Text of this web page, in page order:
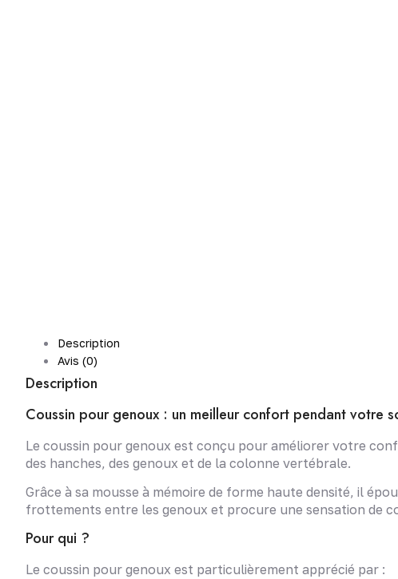
Description
Avis (0)
Description
Coussin pour genoux : un meilleur confort pendant votre
Le coussin pour genoux est conçu pour améliorer votre
des hanches, des genoux et de la colonne vertébrale.
Grâce à sa mousse à mémoire de forme haute densité, il
frottements entre les genoux et procure une sensation de
Pour qui ?
Le coussin pour genoux est particulièrement apprécié par :